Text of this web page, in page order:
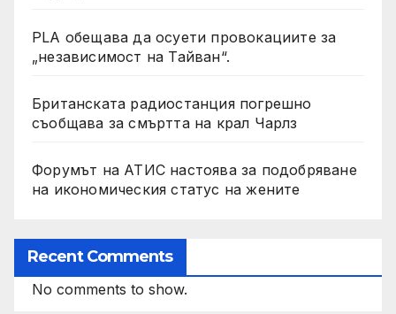
PLA обещава да осуети провокациите за
„независимост на Тайван“.
Британската радиостанция погрешно
съобщава за смъртта на крал Чарлз
Форумът на АТИС настоява за подобряване
на икономическия статус на жените
Recent Comments
No comments to show.